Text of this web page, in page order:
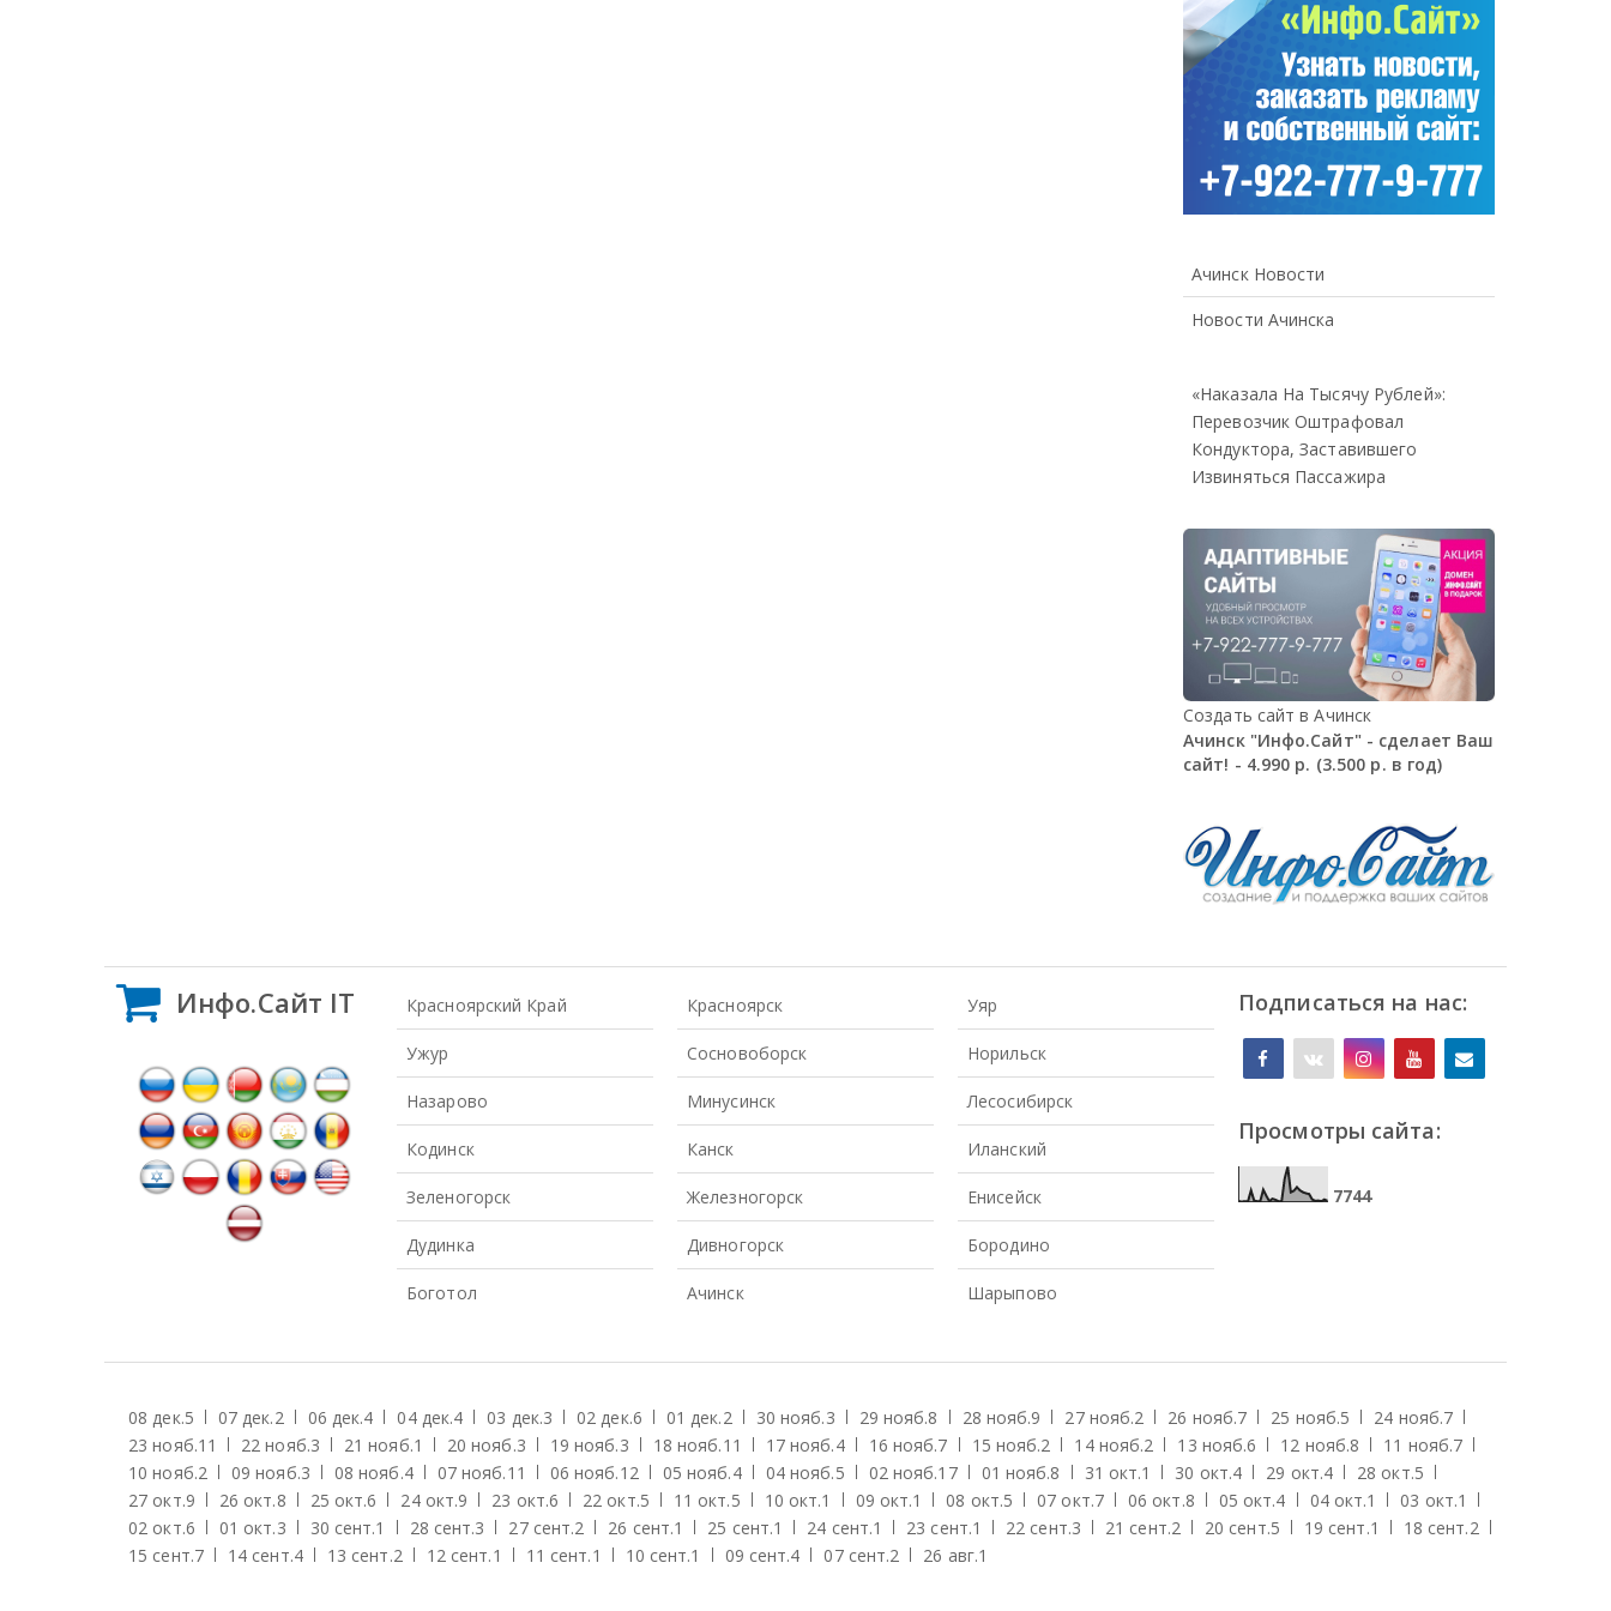
Ачинск Новости
Новости Ачинска
«Наказала На Тысячу Рублей»:
Перевозчик Оштрафовал
Кондуктора, Заставившего
Извиняться Пассажира
Создать сайт в Ачинск
Ачинск "Инфо.Сайт" - сделает Ваш
сайт! - 4.990 р. (3.500 р. в год)
Инфо.Сайт IT Красноярский Край
Ужур
Назарово
Кодинск
Зеленогорск
Дудинка
Боготол
Красноярск
Сосновоборск
Минусинск
Канск
Железногорск
Дивногорск
Ачинск
Уяр
Норильск
Лесосибирск
Иланский
Енисейск
Бородино
Шарыпово
Подписаться на нас:
Просмотры сайта:
7744
08 дек.5 07 дек.2 06 дек.4 04 дек.4 03 дек.3 02 дек.6 01 дек.2 30 нояб.3 29 нояб.8 28 нояб.9 27 нояб.2 26 нояб.7 25 нояб.5 24 нояб.7
23 нояб.11 22 нояб.3 21 нояб.1 20 нояб.3 19 нояб.3 18 нояб.11 17 нояб.4 16 нояб.7 15 нояб.2 14 нояб.2 13 нояб.6 12 нояб.8 11 нояб.7
10 нояб.2 09 нояб.3 08 нояб.4 07 нояб.11 06 нояб.12 05 нояб.4 04 нояб.5 02 нояб.17 01 нояб.8 31 окт.1 30 окт.4 29 окт.4 28 окт.5
27 окт.9 26 окт.8 25 окт.6 24 окт.9 23 окт.6 22 окт.5 11 окт.5 10 окт.1 09 окт.1 08 окт.5 07 окт.7 06 окт.8 05 окт.4 04 окт.1 03 окт.1
02 окт.6 01 окт.3 30 сент.1 28 сент.3 27 сент.2 26 сент.1 25 сент.1 24 сент.1 23 сент.1 22 сент.3 21 сент.2 20 сент.5 19 сент.1 18 сент.2
15 сент.7 14 сент.4 13 сент.2 12 сент.1 11 сент.1 10 сент.1 09 сент.4 07 сент.2 26 авг.1